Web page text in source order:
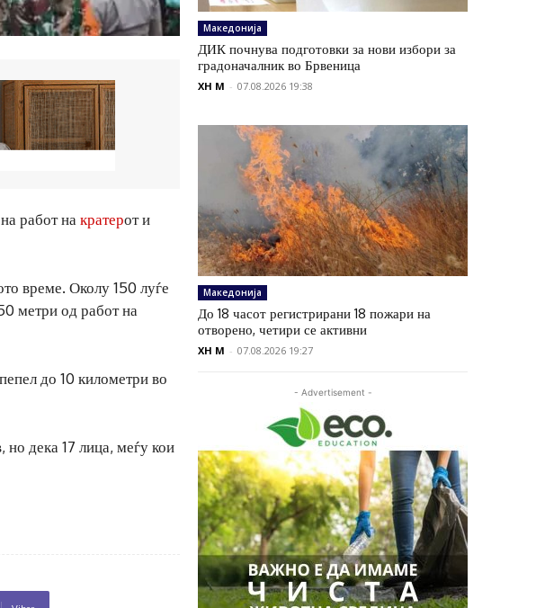
работ на кратерот и
време. Околу 150 луѓе
метри од работ на
до 10 километри во
но дека 17 лица, меѓу кои
Македонија
ДИК почнува подготовки за нови избори за
градоначалник во Брвеница
XH M - 07.08.2026 19:38
Македонија
До 18 часот регистрирани 18 пожари на
отворено, четири се активни
XH M - 07.08.2026 19:27
- Advertisement -